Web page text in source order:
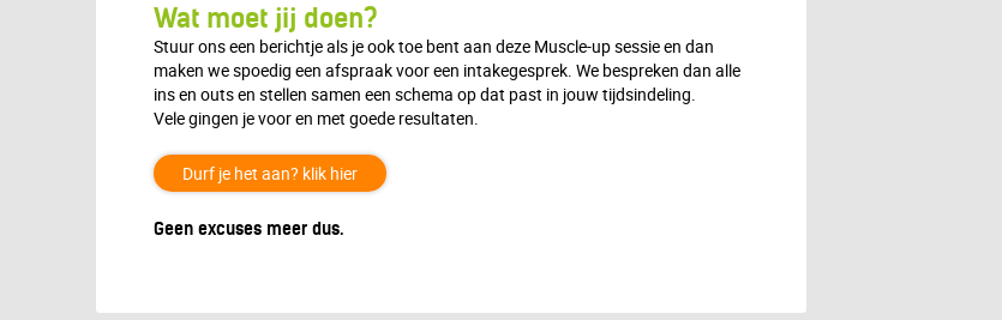
Wat moet jij doen?
Stuur ons een berichtje als je ook toe bent aan deze Muscle-up sessie en dan
maken we spoedig een afspraak voor een intakegesprek. We bespreken dan alle
ins en outs en stellen samen een schema op dat past in jouw tijdsindeling.
Vele gingen je voor en met goede resultaten.
Durf je het aan? klik hier
Geen excuses meer dus.